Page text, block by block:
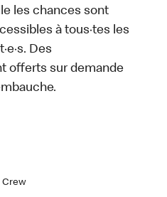
les chances sont
à tous·tes les
Des
offerts sur demande
Crew